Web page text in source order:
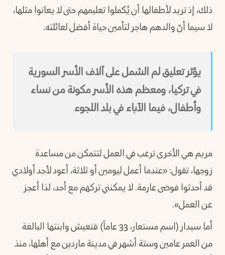
ذلك، إذ تريد لأطفالها أن يُكملوا تعليمهم حتى لا يعانوا مثلها،
لا سيما أنّ والدهم هاجر لتأمين حياة أفضل لعائلته.
يؤثر تعليق لم الشمل على آلاف الأسر السورية
في تركيا، ومعظم هذه الأسر مكونة من نساء
وأطفال، فيما الآباء في بلد اللجوء
مريم هي الأخرى ترغب في العمل لتتمكن من مساعدة
زوجها، تقول: «عندما أعمل ليومين أو ثلاثة، أعود لأجد أولادي
قد أحدثوا فوضى عارمة. لا يمكنني تركهم مع أحد، لذا أعجز
عن العمل».
أما سيدار (اسم مستعار، 33 عاماً) فتعيش وابنتها البالغة
من العمر عامين وستة أشهر في مدينة ماردين مع أهلها، منذ